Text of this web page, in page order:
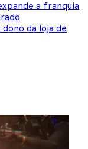
a franquia
da loja de